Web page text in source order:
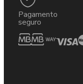
Pagamento
seguro